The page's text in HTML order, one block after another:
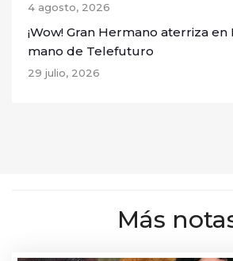
4 agosto, 2026
¡Wow! Gran Hermano aterriza
mano de Telefuturo
29 julio, 2026
Más